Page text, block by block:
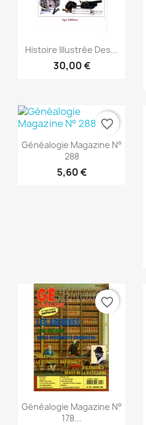
Anteprima
Histoire Illustrée Des...
30,00 €
Anteprima
Généalogie Magazine N°
288
5,60 €
favorite_border
Anteprima
Généalogie Magazine N°
178...
favorite_border